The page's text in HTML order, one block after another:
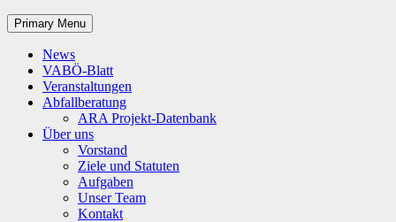
Primary Menu
News
VABÖ-Blatt
Veranstaltungen
Abfallberatung
ARA Projekt-Datenbank
Über uns
Vorstand
Ziele und Statuten
Aufgaben
Unser Team
Kontakt